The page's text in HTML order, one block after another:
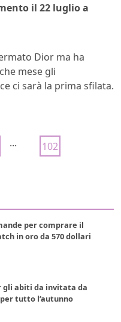
il 22 luglio a
Dior ma ha
mese gli
ci sarà la prima sfilata.
... 102
per comprare il
in oro da 570 dollari
gli abiti da invitata da
tutto l’autunno